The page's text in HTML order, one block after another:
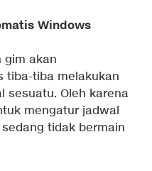
Windows
gim akan
tiba-tiba melakukan
sesuatu. Oleh karena
mengatur jadwal
tidak bermain